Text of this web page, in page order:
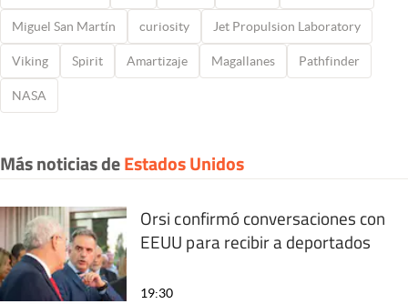
Miguel San Martín curiosity Jet Propulsion Laboratory
Viking Spirit Amartizaje Magallanes Pathfinder
NASA
Más noticias deEstados Unidos
Orsi confirmó conversaciones con
EEUU para recibir a deportados
19:30